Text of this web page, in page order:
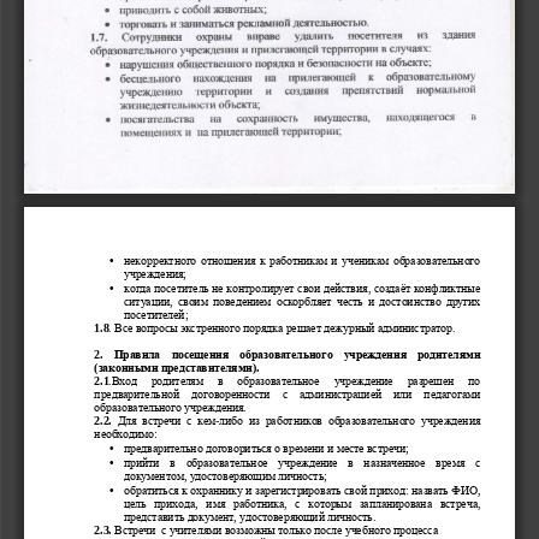
• некорректного отношения к работникам и ученикам
образовательного
учреждения ;
•
когда посетитель не контролирует свои действия , создаёт
конфликтные
ситуации , своим поведением оскорбляет честь и достоинство
других
посетителей ;
1.8
. Все вопросы экстренного порядка решает дежурный администратор .
2. Правила посещения образовательного учреждения
родителями
(законными представителями ).
2.1
.Вход родителям в образовательное учреждение разрешен
по
предварительной
договоренности с администрацией или
педагогами
образовательного
учреждения .
2.2.
Для встречи с кем -либо из работников образовательного
учреждения
необходимо :
•
предварительно договориться о времени иместе встречи ;
•
прийти в образовательное учреждение в назначенное время
с
документом , удостоверяющим личность ;
•
обратиться к охраннику изарегистрировать свой приход : назвать ФИО
,
цель
прихода имя работника , с которым запланирована встреча ,
представить
документ , удостоверяющий личность
2.3. Встречи с учителями возможны только после учебного
процесса